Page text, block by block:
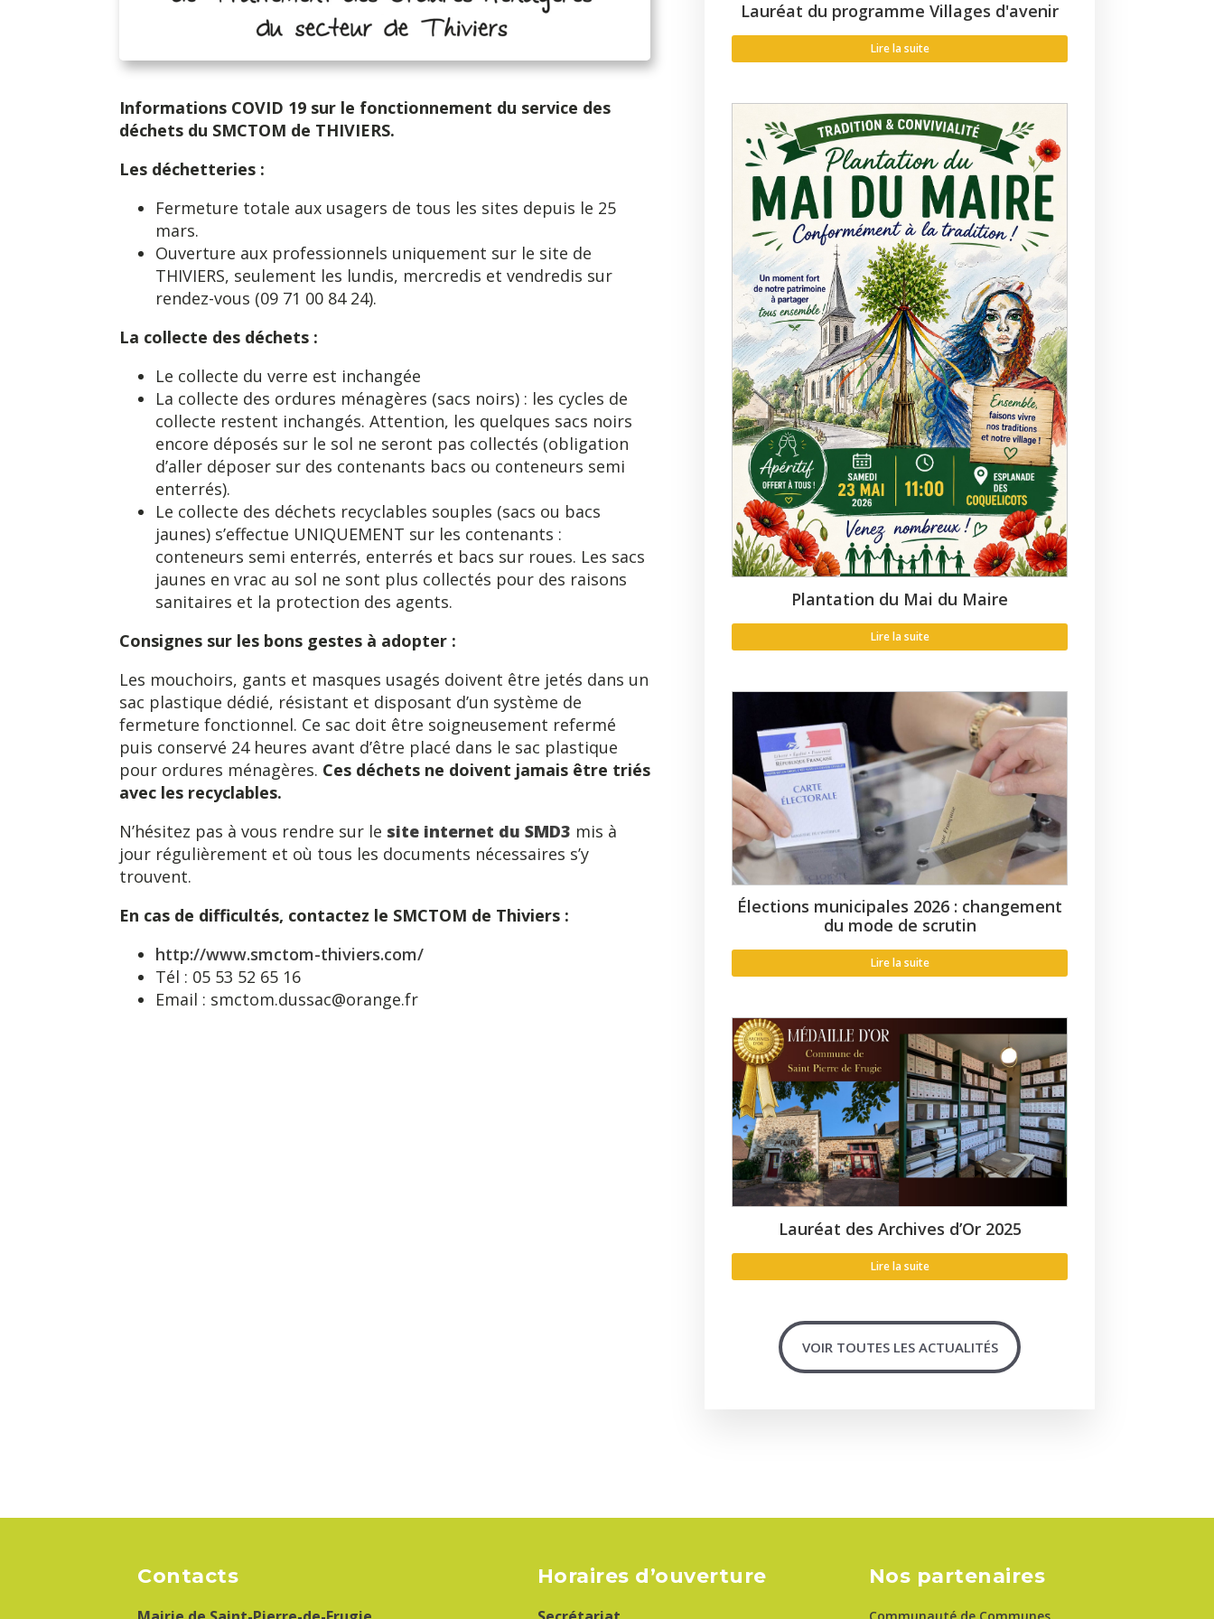
Informations COVID 19 sur le fonctionnement du service des
déchets du SMCTOM de THIVIERS.
Les déchetteries :
Fermeture totale aux usagers de tous les sites depuis le 25
mars.
Ouverture aux professionnels uniquement sur le site de
THIVIERS, seulement les lundis, mercredis et vendredis sur
rendez-vous (09 71 00 84 24).
La collecte des déchets :
Le collecte du verre est inchangée
La collecte des ordures ménagères (sacs noirs) : les cycles de
collecte restent inchangés. Attention, les quelques sacs noirs
encore déposés sur le sol ne seront pas collectés (obligation
d’aller déposer sur des contenants bacs ou conteneurs semi
enterrés).
Le collecte des déchets recyclables souples (sacs ou bacs
jaunes) s’effectue UNIQUEMENT sur les contenants :
conteneurs semi enterrés, enterrés et bacs sur roues. Les sacs
jaunes en vrac au sol ne sont plus collectés pour des raisons
sanitaires et la protection des agents.
Consignes sur les bons gestes à adopter :
Les mouchoirs, gants et masques usagés doivent être jetés dans un
sac plastique dédié, résistant et disposant d’un système de
fermeture fonctionnel. Ce sac doit être soigneusement refermé
puis conservé 24 heures avant d’être placé dans le sac plastique
pour ordures ménagères. Ces déchets ne doivent jamais être triés
avec les recyclables.
N’hésitez pas à vous rendre sur le site internet du SMD3 mis à
jour régulièrement et où tous les documents nécessaires s’y
trouvent.
En cas de difficultés, contactez le SMCTOM de Thiviers :
http://www.smctom-thiviers.com/
Tél : 05 53 52 65 16
Email : smctom.dussac@orange.fr
Lauréat du programme Villages d'avenir
Lire la suite
Plantation du Mai du Maire
Lire la suite
Élections municipales 2026 : changement
du mode de scrutin
Lire la suite
Lauréat des Archives d’Or 2025
Lire la suite
VOIR TOUTES LES ACTUALITÉS
Contacts Horaires d’ouverture Nos partenaires